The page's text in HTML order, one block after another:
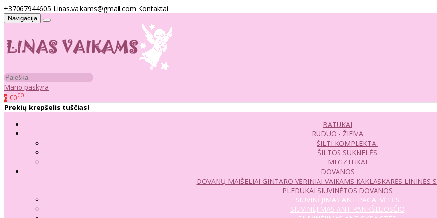
+37067944605 Linas.vaikams@gmail.com Kontaktai
Navigacija
Mano paskyra
0 €000
Prekių krepšelis tuščias!
BATUKAI
RUDUO - ŽIEMA
ŠILTI KOMPLEKTAI
ŠILTOS SUKNELĖS
MEGZTUKAI
DOVANOS
DOVANŲ MAIŠELIAI GINTARO VĖRINIAI VAIKAMS KAKLASKARĖS LININĖS
PLEDUKAI SIUVINĖTOS DOVANOS
SIUVINĖJIMAS ANT PAGALVĖLĖS
SIUVINĖJIMAS ANT RANKŠLUOSČIO